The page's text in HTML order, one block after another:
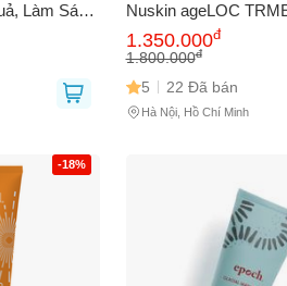
Làm Sáng
Mái Suốt
Nuskin ageLOC
TRIMSHAKE socola
pháp kiểm soát cân
1.350.000đ
1.800.000đ
5 22 Đã bán
Hà Nội, Hồ Chí Minh
-18%
GỬI BÁO LỖI